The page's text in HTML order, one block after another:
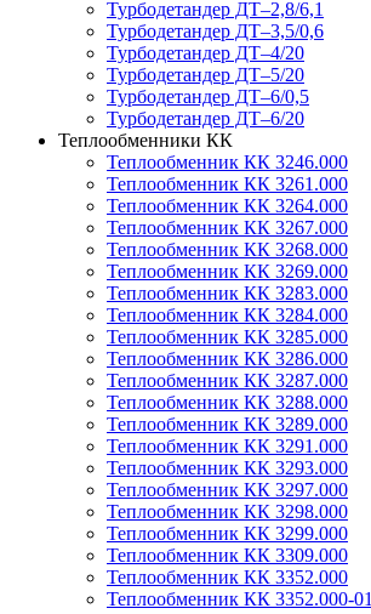
Турбодетандер ДТ–2,8/6,1
Турбодетандер ДТ–3,5/0,6
Турбодетандер ДТ–4/20
Турбодетандер ДТ–5/20
Турбодетандер ДТ–6/0,5
Турбодетандер ДТ–6/20
Теплообменники КК
Теплообменник КК 3246.000
Теплообменник КК 3261.000
Теплообменник КК 3264.000
Теплообменник КК 3267.000
Теплообменник КК 3268.000
Теплообменник КК 3269.000
Теплообменник КК 3283.000
Теплообменник КК 3284.000
Теплообменник КК 3285.000
Теплообменник КК 3286.000
Теплообменник КК 3287.000
Теплообменник КК 3288.000
Теплообменник КК 3289.000
Теплообменник КК 3291.000
Теплообменник КК 3293.000
Теплообменник КК 3297.000
Теплообменник КК 3298.000
Теплообменник КК 3299.000
Теплообменник КК 3309.000
Теплообменник КК 3352.000
Теплообменник КК 3352.000-01